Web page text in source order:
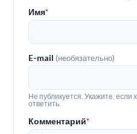
Имя*
E-mail(необязательно)
Не публикуется. Укажите, если
ответить.
Комментарий*